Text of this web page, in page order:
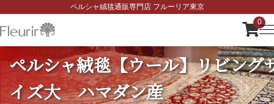
ペルシャ絨毯通販専門店 フルーリア東京
0
ペルシャ絨毯【ウール】リビング
イズ大 ハマダン産